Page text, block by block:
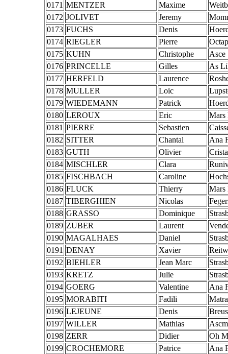
0171 MENTZER Maxime
0172 JOLIVET Jeremy
0173 FUCHS Denis
0174 RIEGLER Pierre
0175 KUHN Christophe
Asce
0176 PRINCELLE Gilles
As
0177 HERFELD Laurence
0178 MULLER Loic
0179 WIEDEMANN Patrick
0180 LEROUX Eric
Mars
0181 PIERRE Sebastien
0182 SITTER Chantal
Ana
0183 GUTH Olivier
0184 MISCHLER Clara
0185 FISCHBACH Caroline
0186 FLUCK Thierry
Mars
0187 TIBERGHIEN Nicolas
0188 GRASSO Dominique
0189 ZUBER Laurent
0190 MAGALHAES Daniel
0191 DENAY Xavier
0192 BIEHLER Jean Marc
0193 KRETZ Julie
0194 GOERG Valentine
Ana
0195 MORABITI Fadili
0196 LEJEUNE Denis
0197 WILLER Mathias
0198 ZERR Didier
Oh
0199 CROCHEMORE Patrice
Ana